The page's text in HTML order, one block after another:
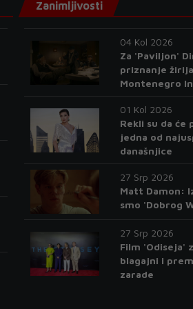
Zanimljivosti
04 Kol 2026
Za 'Paviljon'
priznanje
Montenegro
01 Kol 2026
Rekli su da će
jedna od
današnjice
27 Srp 2026
Matt Damon:
smo 'Dobrog
27 Srp 2026
Film 'Odiseja'
blagajni i
zarade